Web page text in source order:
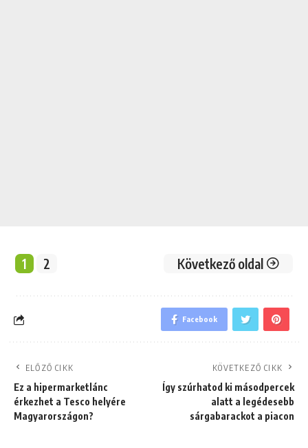
1 2 Következő oldal
Facebook
ELŐZŐ CIKK
Ez a hipermarketlánc
érkezhet a Tesco helyére
Magyarországon?
KÖVETKEZŐ CIKK
Így szúrhatod ki másodpercek
alatt a legédesebb
sárgabarackot a piacon